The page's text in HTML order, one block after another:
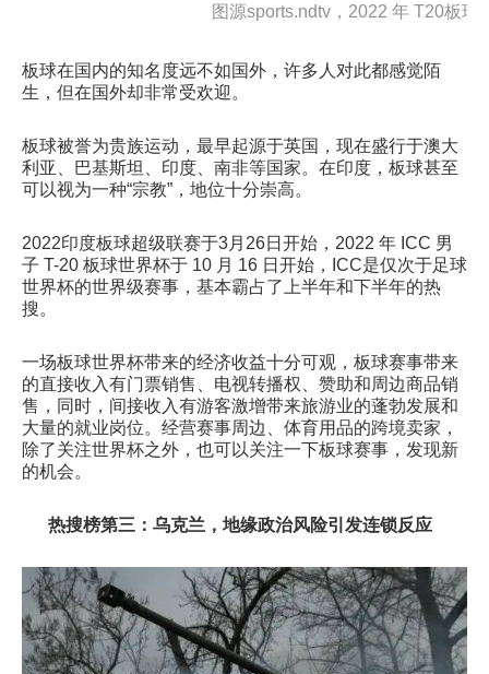
图源sports.ndtv，2022 年 T20板球
板球在国内的知名度远不如国外，许多人对此都感觉陌
生，但在国外却非常受欢迎。
板球被誉为贵族运动，最早起源于英国，现在盛行于澳大
利亚、巴基斯坦、印度、南非等国家。在印度，板球甚至
可以视为一种“宗教”，地位十分崇高。
2022印度板球超级联赛于3月26日开始，2022 年 ICC 男
子 T-20 板球世界杯于 10 月 16 日开始，ICC是仅次于足球
世界杯的世界级赛事，基本霸占了上半年和下半年的热
搜。
一场板球世界杯带来的经济收益十分可观，板球赛事带来
的直接收入有门票销售、电视转播权、赞助和周边商品销
售，同时，间接收入有游客激增带来旅游业的蓬勃发展和
大量的就业岗位。经营赛事周边、体育用品的跨境卖家，
除了关注世界杯之外，也可以关注一下板球赛事，发现新
的机会。
热搜榜第三：乌克兰，地缘政治风险引发连锁反应